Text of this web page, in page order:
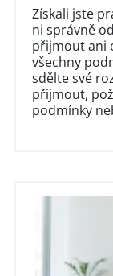
Získali jste
ni správně
přijmout ani
všechny
sdělte své
přijmout,
podmínky